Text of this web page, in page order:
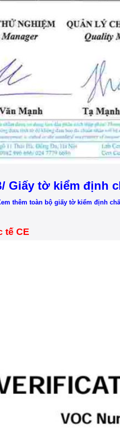
Giấy tờ kiểm định
thêm toàn bộ giấy tờ kiểm định
tế CE